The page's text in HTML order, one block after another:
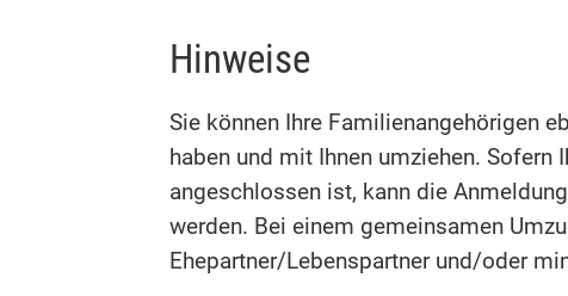
Hinweise
Sie können Ihre Familienangehörigen
haben und mit Ihnen umziehen.
angeschlossen ist, kann die
werden. Bei einem gemeinsamen
Ehepartner/Lebenspartner und/oder